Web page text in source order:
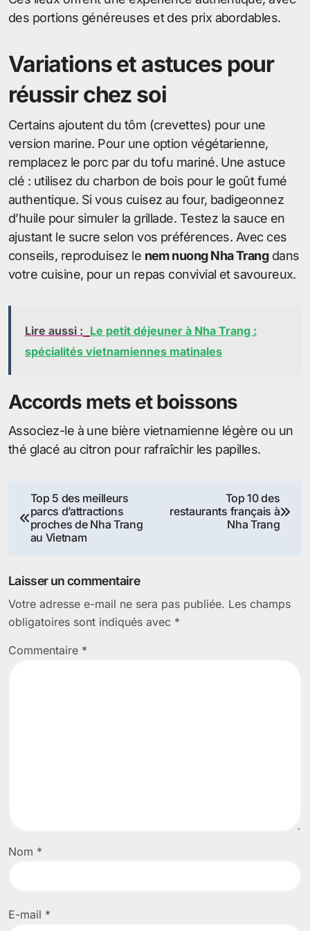
des portions généreuses et des prix abordables.
Variations et astuces pour
réussir chez soi
Certains ajoutent du tôm (crevettes) pour une
version marine. Pour une option végétarienne,
remplacez le porc par du tofu mariné. Une astuce
clé : utilisez du charbon de bois pour le goût fumé
authentique. Si vous cuisez au four, badigeonnez
d’huile pour simuler la grillade. Testez la sauce en
ajustant le sucre selon vos préférences. Avec ces
conseils, reproduisez le nem nuong Nha Trangdans
votre cuisine, pour un repas convivial et savoureux.
Lire aussi : Le petit déjeuner à Nha Trang :
spécialités vietnamiennes matinales
Accords mets et boissons
Associez-le à une bière vietnamienne légère ou un
thé glacé au citron pour rafraîchir les papilles.
Navigation
de
Top 5 des meilleurs
parcs d’attractions
proches de Nha Trang
au Vietnam
Top 10 des
restaurants français à
Nha Trang
Laisser un commentaire
Votre adresse e-mail ne sera pas publiée. Les champs
obligatoires sont indiqués avec *
Commentaire *
Nom *
E-mail *